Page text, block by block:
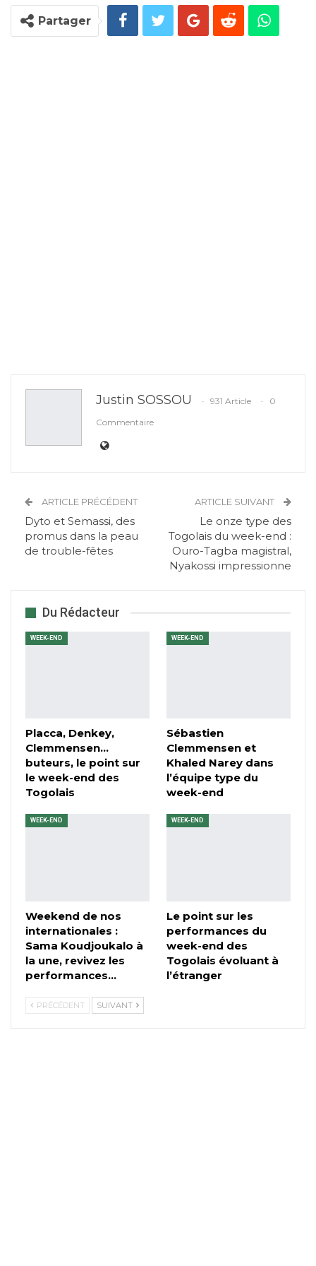
Partager
Justin SOSSOU 931 Article
0
Commentaire
ARTICLE PRÉCÉDENT
Dyto et Semassi, des
promus dans la peau
de trouble-fêtes
ARTICLE SUIVANT
Le onze type des
Togolais du week-end :
Ouro-Tagba magistral,
Nyakossi impressionne
Du Rédacteur
WEEK-END
Placca, Denkey,
Clemmensen…
buteurs, le point sur
le week-end des
Togolais
WEEK-END
Sébastien
Clemmensen et
Khaled Narey dans
l’équipe type du
week-end
WEEK-END
Weekend de nos
internationales :
Sama Koudjoukalo à
la une, revivez les
performances…
WEEK-END
Le point sur les
performances du
week-end des
Togolais évoluant à
l’étranger
PRÉCÉDENT SUIVANT